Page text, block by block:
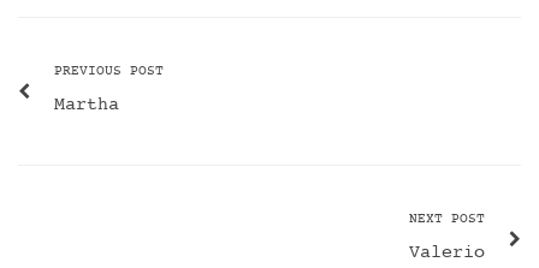
PREVIOUS POST
Martha
NEXT POST
Valerio